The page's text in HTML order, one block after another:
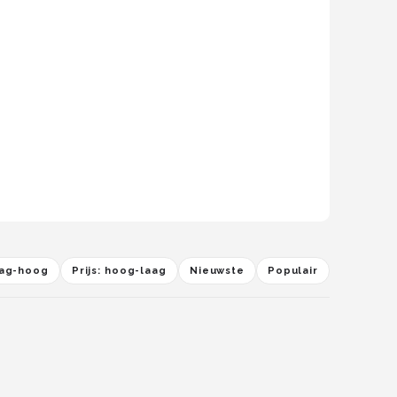
hoog Prijs: hoog-laag Nieuwste Populair